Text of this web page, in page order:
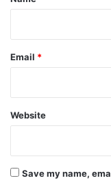
Email *
Website
Save my name,